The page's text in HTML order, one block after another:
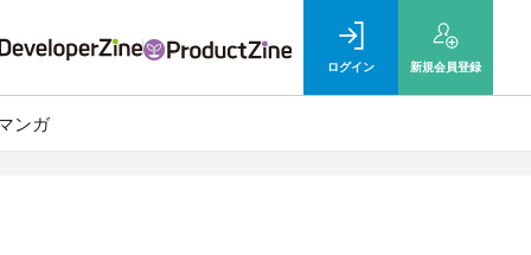
ログイン 新規会員登録
ンガ